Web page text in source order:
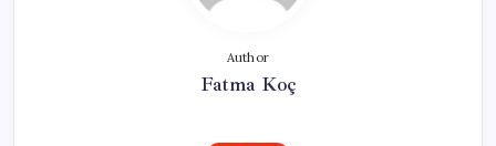
Author
Fatma Koç